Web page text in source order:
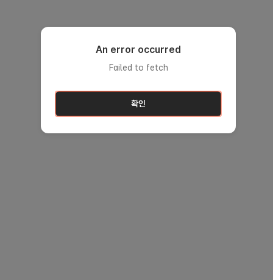
An error occurred
Failed to fetch
확인